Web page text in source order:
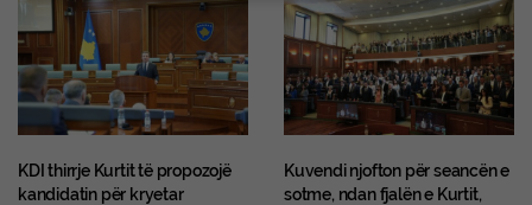
KDI thirrje Kurtit të propozojë
kandidatin për kryetar
Kuvendi njofton për seancën e
sotme, ndan fjalën e Kurtit,